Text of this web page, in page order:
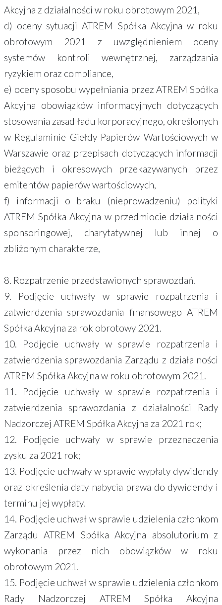
Akcyjna z działalności w roku obrotowym 2021,
d) oceny sytuacji ATREM Spółka Akcyjna w roku
obrotowym 2021 z uwzględnieniem oceny
systemów kontroli wewnętrznej, zarządzania
ryzykiem oraz compliance,
e) oceny sposobu wypełniania przez ATREM Spółka
Akcyjna obowiązków informacyjnych dotyczących
stosowania zasad ładu korporacyjnego, określonych
w Regulaminie Giełdy Papierów Wartościowych w
Warszawie oraz przepisach dotyczących informacji
bieżących i okresowych przekazywanych przez
emitentów papierów wartościowych,
f) informacji o braku (nieprowadzeniu) polityki
ATREM Spółka Akcyjna w przedmiocie działalności
sponsoringowej, charytatywnej lub innej o
zbliżonym charakterze,
8. Rozpatrzenie przedstawionych sprawozdań.
9. Podjęcie uchwały w sprawie rozpatrzenia i
zatwierdzenia sprawozdania finansowego ATREM
Spółka Akcyjna za rok obrotowy 2021.
10. Podjęcie uchwały w sprawie rozpatrzenia i
zatwierdzenia sprawozdania Zarządu z działalności
ATREM Spółka Akcyjna w roku obrotowym 2021.
11. Podjęcie uchwały w sprawie rozpatrzenia i
zatwierdzenia sprawozdania z działalności Rady
Nadzorczej ATREM Spółka Akcyjna za 2021 rok;
12. Podjęcie uchwały w sprawie przeznaczenia
zysku za 2021 rok;
13. Podjęcie uchwały w sprawie wypłaty dywidendy
oraz określenia daty nabycia prawa do dywidendy i
terminu jej wypłaty.
14. Podjęcie uchwał w sprawie udzielenia członkom
Zarządu ATREM Spółka Akcyjna absolutorium z
wykonania przez nich obowiązków w roku
obrotowym 2021.
15. Podjęcie uchwał w sprawie udzielenia członkom
Rady Nadzorczej ATREM Spółka Akcyjna